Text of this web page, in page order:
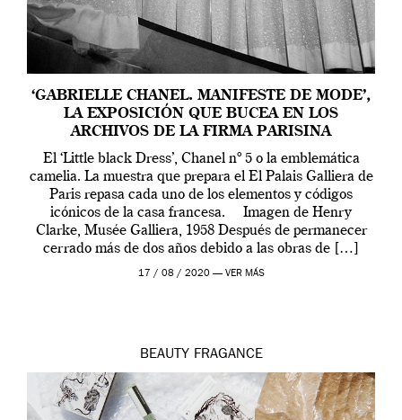
‘GABRIELLE CHANEL. MANIFESTE DE MODE’,
LA EXPOSICIÓN QUE BUCEA EN LOS
ARCHIVOS DE LA FIRMA PARISINA
El ‘Little black Dress’, Chanel nº 5 o la emblemática
camelia. La muestra que prepara el El Palais Galliera de
Paris repasa cada uno de los elementos y códigos
icónicos de la casa francesa. Imagen de Henry
Clarke, Musée Galliera, 1958 Después de permanecer
cerrado más de dos años debido a las obras de […]
17 / 08 / 2020 — VER MÁS
BEAUTY FRAGANCE